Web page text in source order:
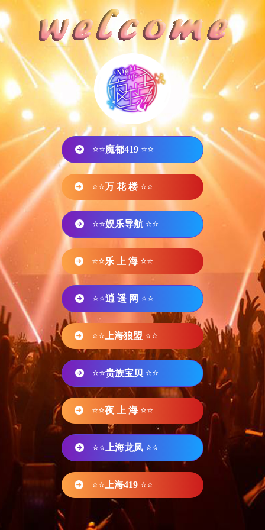
⭐⭐魔都419 ⭐⭐
⭐⭐万 花 楼 ⭐⭐
⭐⭐娱乐导航 ⭐⭐
⭐⭐乐 上 海 ⭐⭐
⭐⭐逍 遥 网 ⭐⭐
⭐⭐ 上海狼盟 ⭐⭐
⭐⭐贵族宝贝 ⭐⭐
⭐⭐夜 上 海 ⭐⭐
⭐⭐ 上海龙凤 ⭐⭐
⭐⭐ 上海419 ⭐⭐